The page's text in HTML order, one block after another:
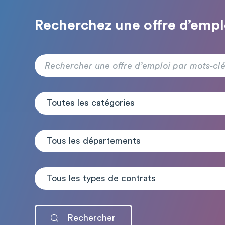
Recherchez une offre
Toutes les catégories
Tous les départements
Tous les types de contrats